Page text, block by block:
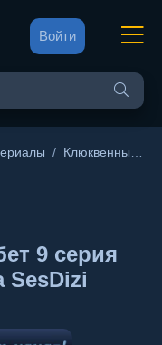
Войти
/ Клюквенный щербет
9 серия
SesDizi